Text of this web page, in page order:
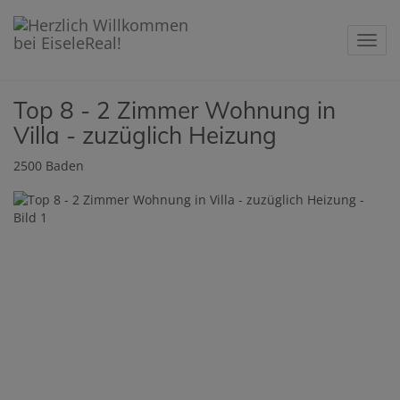
Top 8 - 2 Zimmer Wohnung in
Villa - zuzüglich Heizung
2500 Baden